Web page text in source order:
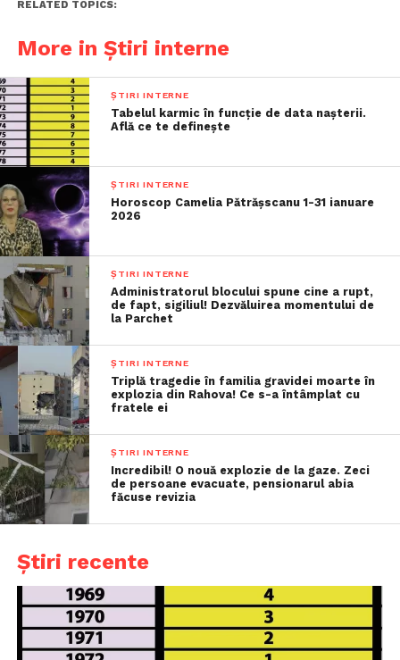
RELATED TOPICS:
More in Știri interne
ȘTIRI INTERNE
Tabelul karmic în funcție de data nașterii.
Află ce te definește
ȘTIRI INTERNE
Horoscop Camelia Pătrășscanu 1-31 ianuare
2026
ȘTIRI INTERNE
Administratorul blocului spune cine a rupt,
de fapt, sigiliul! Dezvăluirea momentului de
la Parchet
ȘTIRI INTERNE
Triplă tragedie în familia gravidei moarte în
explozia din Rahova! Ce s-a întâmplat cu
fratele ei
ȘTIRI INTERNE
Incredibil! O nouă explozie de la gaze. Zeci
de persoane evacuate, pensionarul abia
făcuse revizia
Știri recente